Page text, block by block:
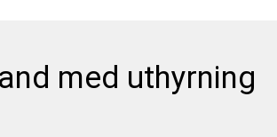
med uthyrning